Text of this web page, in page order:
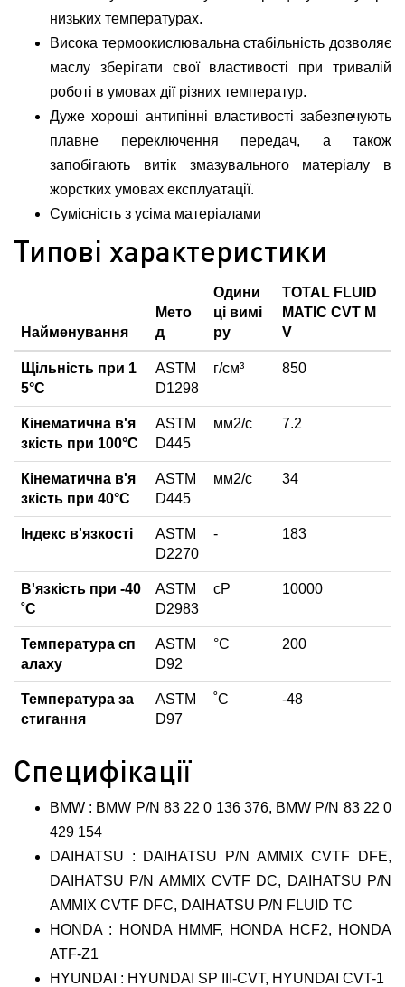
низьких температурах.
Висока термоокислювальна стабільність дозволяє
маслу зберігати свої властивості при тривалій
роботі в умовах дії різних температур.
Дуже хороші антипінні властивості забезпечують
плавне переключення передач, а також
запобігають витік змазувального матеріалу в
жорстких умовах експлуатації.
Сумісність з усіма матеріалами
Типові характеристики
Найменування
Мето
д
Одини
ці вимі
ру
TOTAL FLUID
MATIC CVT M
V
Щільність при 1
5°С
ASTM
D1298
г/см³ 850
Кінематична в'я
зкість при 100°С
ASTM
D445
мм2/с 7.2
Кінематична в'я
зкість при 40°С
ASTM
D445
мм2/с 34
Індекс в'язкості
ASTM
D2270
- 183
В'язкість при -40
˚С
ASTM
D2983
сР 10000
Температура сп
алаху
ASTM
D92
°C 200
Температура за
стигання
ASTM
D97
˚С -48
Специфікації
BMW : BMW P/N 83 22 0 136 376, BMW P/N 83 22 0
429 154
DAIHATSU : DAIHATSU P/N AMMIX CVTF DFE,
DAIHATSU P/N AMMIX CVTF DC, DAIHATSU P/N
AMMIX CVTF DFC, DAIHATSU P/N FLUID TC
HONDA : HONDA HMMF, HONDA HCF2, HONDA
ATF-Z1
HYUNDAI : HYUNDAI SP III-CVT, HYUNDAI CVT-1